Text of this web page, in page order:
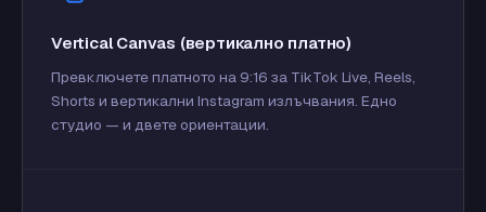
Vertical Canvas (вертикално платно)
Превключете платното на 9:16 за TikTok Live, Reels,
Shorts и вертикални Instagram излъчвания. Едно
студио — и двете ориентации.